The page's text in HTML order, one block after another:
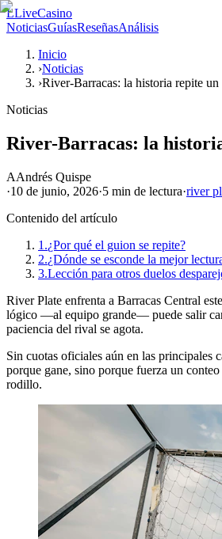
LLiveCasino
NoticiasGuíasReseñasAnálisis
Inicio
›Noticias
›River-Barracas: la historia repite
Noticias
River-Barracas: la
AAndrés Quispe
·10 de junio, 2026·5 min de lectura·river
Contenido del artículo
1.¿Por qué el guion se repite?
2.¿Dónde se esconde la mejor
3.Lección para otros duelos
River Plate enfrenta a Barracas Central
lógico —al equipo grande— puede salir
paciencia del rival se agota.
Sin cuotas oficiales aún en las principales
porque gane, sino porque fuerza un
rodillo.